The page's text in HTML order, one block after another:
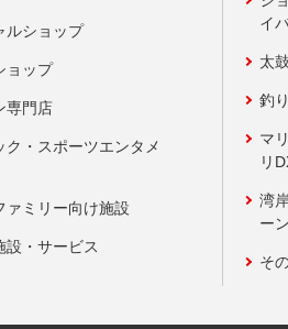
ルショップ
ョップ
専門店
ク・スポーツエンタメ
ァミリー向け施設
設・サービス
イ
太
釣
マ
リ
湾
ー
そ